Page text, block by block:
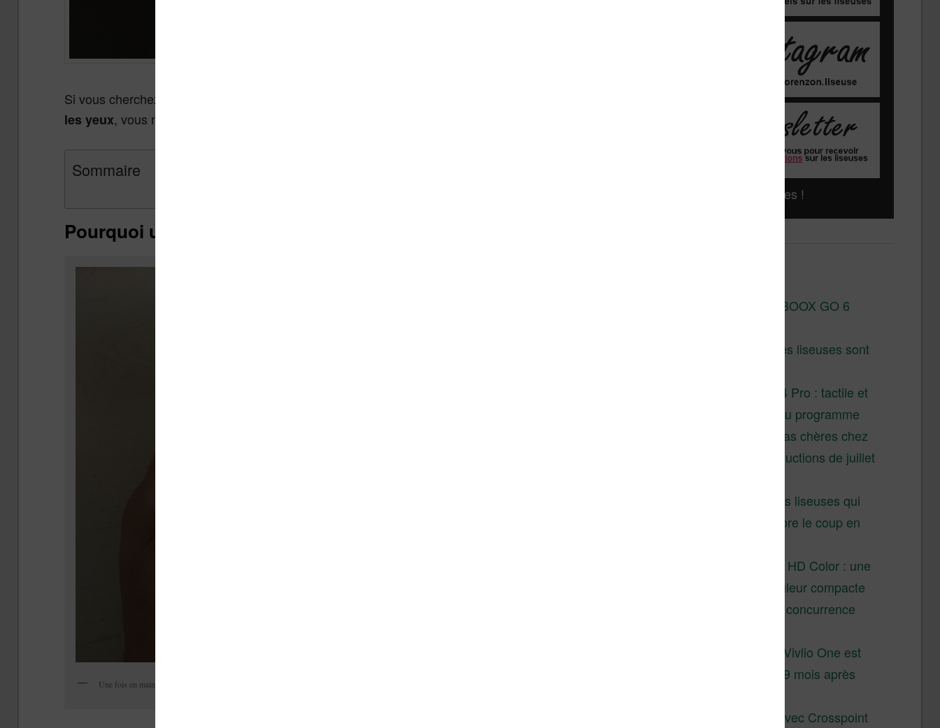
Si vous cherchez un appareil de lecture moderne qui va vous permettre de
les yeux, vous n’avez pas beaucoup de choix :
Sommaire
Pourquoi une liseuse ?
Une fois en main, la liseuse fait bonne impression et est assez compact
Liseuses pas chères !
Test de la BOOX GO 6
Pourquoi les liseuses sont
XTEINK X4 Pro : tactile et
éclairage au programme
Liseuses pas chères chez
Vivlio – réductions de juillet
3 anciennes liseuses qui
valent encore le coup en
Vivlio Light HD Color : une
liseuse couleur compacte
à prix défiant toute concurrence
La liseuse Vivlio One est
un succès 9 mois après
XTEINK X4 : test avec Crosspoint